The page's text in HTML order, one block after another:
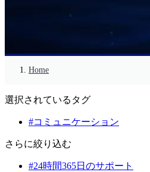
Home
選択されているタグ
#コミュニケーション
さらに絞り込む
#24時間365日のサポート